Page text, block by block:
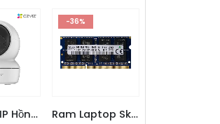
Camera IP Hồng ngoại Wifi EZVIZ C6N 2.0MP 1080P
-36%
Ram Laptop Skhynix 8GB DDR3L 1600Mhz